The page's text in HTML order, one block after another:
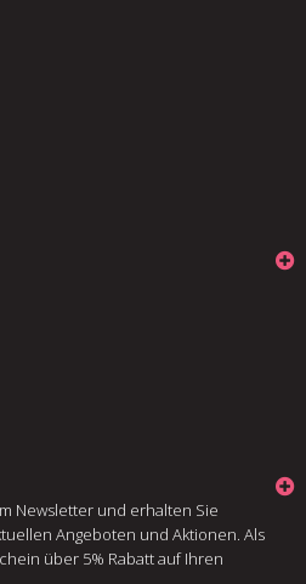
Newsletter und erhalten Sie
Angeboten und Aktionen. Als
über 5% Rabatt auf Ihren